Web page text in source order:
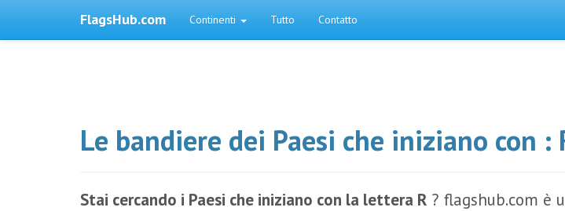
FlagsHub.com Continenti Tutto Contatto
Le bandiere dei Paesi che iniziano con :
Stai cercando i Paesi che iniziano con la lettera R ? flagshub.com è